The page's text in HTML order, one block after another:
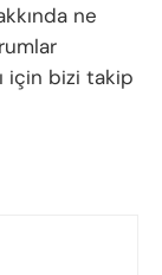
ne
için bizi takip